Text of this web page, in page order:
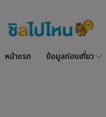
หน้าแรก ข้อมูลท่องเที่ยว